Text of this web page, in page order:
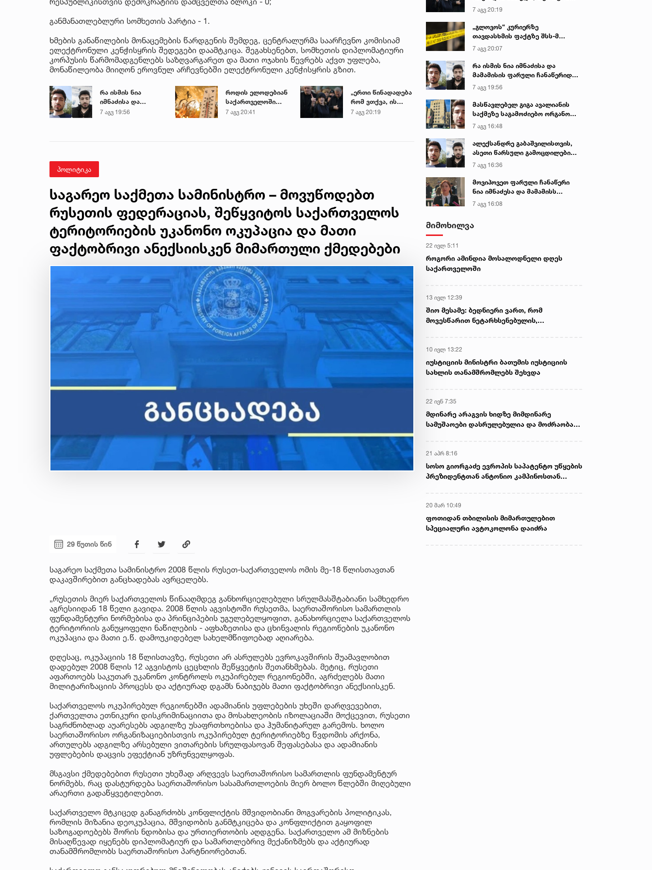
განმანათლებლური სომხეთის პარტია - 1.
ხმების განაწილების მონაცემების წარდგენის შემდეგ, ცენტრალურმა საარჩევნო კომისიამ
ელექტრონული კენჭისყრის შედეგები დაამტკიცა. შეგახსენებთ, სომხეთის დიპლომატიური
კორპუსის წარმომადგენლებს საზღვარგარეთ და მათი ოჯახის წევრებს აქვთ უფლება,
მონაწილეობა მიიღონ ეროვნულ არჩევნებში ელექტრონული კენჭისყრის გზით.
რა ისმის ნია
იმნაძისა და
მამამისის ფარული
7 აგვ 19:56
როდის ელოდებიან
საქართველოში
+40-გრადუსიან
7 აგვ 20:41
„ერთი წინადადება
რომ ვთქვა, ის
გახდის ნათელს,
7 აგვ 20:19
პოლიტიკა
საგარეო საქმეთა სამინისტრო – მოვუწოდებთ
რუსეთის ფედერაციას, შეწყვიტოს საქართველოს
ტერიტორიების უკანონო ოკუპაცია და მათი
ფაქტობრივი ანექსიისკენ მიმართული ქმედებები
29 წუთის წინ
საგარეო საქმეთა სამინისტრო 2008 წლის რუსეთ-საქართველოს ომის მე-18 წლისთავთან
დაკავშირებით განცხადებას ავრცელებს.
„რუსეთის მიერ საქართველოს წინააღმდეგ განხორციელებული სრულმასშტაბიანი სამხედრო
აგრესიიდან 18 წელი გავიდა. 2008 წლის აგვისტოში რუსეთმა, საერთაშორისო სამართლის
ფუნდამენტური ნორმებისა და პრინციპების უგულებელყოფით, განახორციელა საქართველოს
ტერიტორიის განუყოფელი ნაწილების - აფხაზეთისა და ცხინვალის რეგიონების უკანონო
ოკუპაცია და მათი ე.წ. დამოუკიდებელ სახელმწიფოებად აღიარება.
დღესაც, ოკუპაციის 18 წლისთავზე, რუსეთი არ ასრულებს ევროკავშირის შუამავლობით
დადებულ 2008 წლის 12 აგვისტოს ცეცხლის შეწყვეტის შეთანხმებას. მეტიც, რუსეთი
აფართოებს საკუთარ უკანონო კონტროლს ოკუპირებულ რეგიონებში, აგრძელებს მათი
მილიტარიზაციის პროცესს და აქტიურად დგამს ნაბიჯებს მათი ფაქტობრივი ანექსიისკენ.
საქართველოს ოკუპირებულ რეგიონებში ადამიანის უფლებების უხეში დარღვევებით,
ქართველთა ეთნიკური დისკრიმინაციითა და მოსახლეობის იზოლაციაში მოქცევით, რუსეთი
საგრძნობლად აუარესებს ადგილზე უსაფრთხოებისა და ჰუმანიტარულ გარემოს. ხოლო
საერთაშორისო ორგანიზაციებისთვის ოკუპირებულ ტერიტორიებზე წვდომის არქონა,
ართულებს ადგილზე არსებული ვითარების სრულფასოვან შეფასებასა და ადამიანის
უფლებების დაცვის ეფექტიან უზრუნველყოფას.
მსგავსი ქმედებებით რუსეთი უხეშად არღვევს საერთაშორისო სამართლის ფუნდამენტურ
ნორმებს, რაც დასტურდება საერთაშორისო სასამართლოების მიერ ბოლო წლებში მიღებული
არაერთი გადაწყვეტილებით.
საქართველო მტკიცედ განაგრძობს კონფლიქტის მშვიდობიანი მოგვარების პოლიტიკას,
რომლის მიზანია დეოკუპაცია, მშვიდობის განმტკიცება და კონფლიქტით გაყოფილ
საზოგადოებებს შორის ნდობისა და ურთიერთობის აღდგენა. საქართველო ამ მიზნების
მისაღწევად იყენებს დიპლომატიურ და სამართლებრივ მექანიზმებს და აქტიურად
თანამშრომლობს საერთაშორისო პარტნიორებთან.
იყო ნია იმნაძე წამქეზებელი...“ -
გიგა ავალიანის დედა
7 აგვ 20:19
„გლოვოს“ კურიერზე
თავდასხმის ფაქტზე შსს-მ
გამოძიება დაიწყო
7 აგვ 20:07
რა ისმის ნია იმნაძისა და
მამამისის ფარული ჩანაწერიდან
- გიგა ავალიანის მკვლელობის
საქმე
7 აგვ 19:56
მასწავლებელ გიგა ავალიანის
საქმეზე საგამოძიებო ორგანო
დაკავებულ არასრულწლოვნებს -
ნია იმნაძესა და ანასტასია
ბერუაშვილს 30 დღის
განმავლობაში ფარულად
7 აგვ 16:48
ალექსანდრე გაბაშვილისთვის,
ასეთი წარსული გამოცდილების
ადამიანისთვის ინფორმაციის
მიწოდება, რომ მასწავლებელი
სექსუალურად ავიწროებდა,
ფაქტობრივად, წაქეზება იყო -
7 აგვ 16:36
მოვიპოვეთ ფარული ჩანაწერი
ნია იმნაძესა და მამამისს
შორის, განიხილავდნენ, როგორ
ჩაიდინა გაბაშვილმა დანაშაული
არასწორად მოიქცა, თუმცა
ეპოქაში სხვანაირად ხდება -
პროკურორი
7 აგვ 16:08
მიმოხილვა
22 ივლ 5:11
როგორი ამინდია მოსალოდნელი დღეს
საქართველოში
13 ივლ 12:39
შიო მესამე: ბედნიერი ვართ, რომ
მოვესწარით ნეტარხსენებულის,
10 ივლ 13:22
იუსტიციის მინისტრი ბათუმის იუსტიციის
სახლის თანამშრომლებს შეხვდა
22 ივნ 7:35
მდინარე არაგვის ხიდზე მიმდინარე
სამუშაოები დასრულებულია და მოძრაობა
21 აპრ 8:16
სოსო გიორგაძე ევროპის საპატენტო უწყების
პრეზიდენტთან ანტონიო კამპინოსთან
20 მარ 10:49
ფოთიდან თბილისის მიმართულებით
სპეციალური ავტოკოლონა დაიძრა